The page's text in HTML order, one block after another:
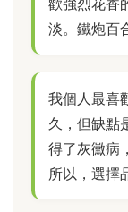
歡強烈花香
淡。鐵炮百
我個人最喜
久，但缺點
得了灰黴病
所以，選擇